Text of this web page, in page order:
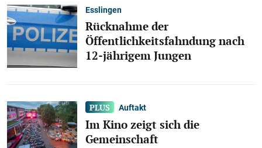
Esslingen
Rücknahme der
Öffentlichkeitsfahndung nach
12-jährigem Jungen
Auftakt
Im Kino zeigt sich die
Gemeinschaft